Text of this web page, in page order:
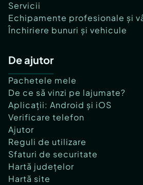
Servicii
Echipamente profesionale și
Închiriere bunuri și vehicule
De ajutor
Pachetele mele
De ce să vinzi pe lajumate?
Aplicații: Android și iOS
Verificare telefon
Ajutor
Reguli de utilizare
Sfaturi de securitate
Hartă județelor
Hartă site